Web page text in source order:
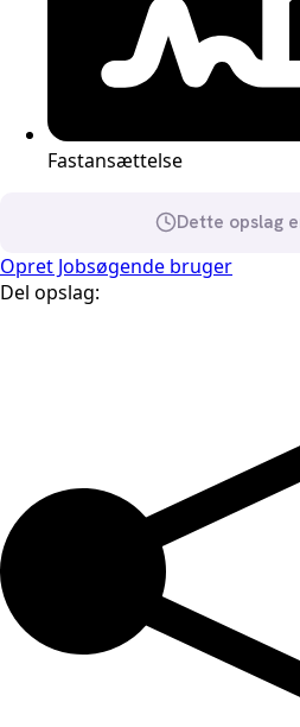
Fastansættelse
Dette opslag
Opret Jobsøgende bruger
Del opslag: